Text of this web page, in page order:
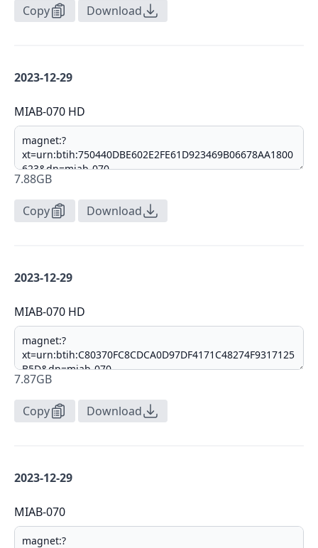
Copy Download
2023-12-29
MIAB-070 HD
7.88GB
Copy Download
2023-12-29
MIAB-070 HD
7.87GB
Copy Download
2023-12-29
MIAB-070